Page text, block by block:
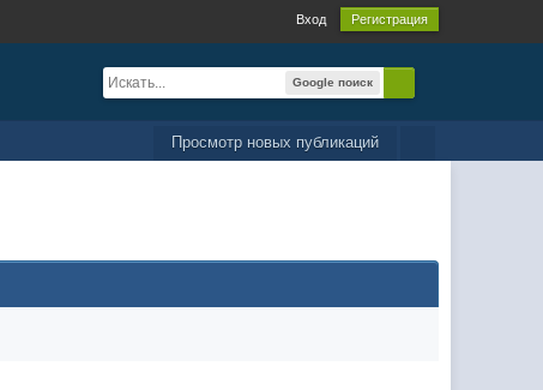
Вход Регистрация
Google поиск
Просмотр новых публикаций